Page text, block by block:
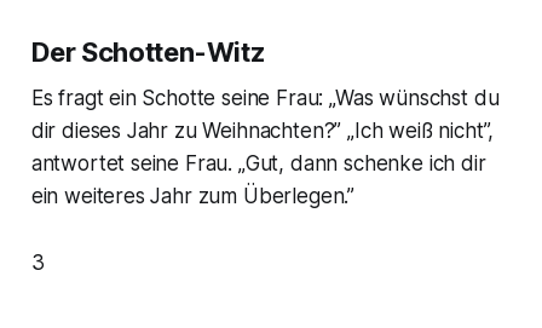
Der Schotten-Witz
Es fragt ein Schotte seine Frau: „Was wünschst du
dir dieses Jahr zu Weihnachten?” „Ich weiß nicht”,
antwortet seine Frau. „Gut, dann schenke ich dir
ein weiteres Jahr zum Überlegen.”
3